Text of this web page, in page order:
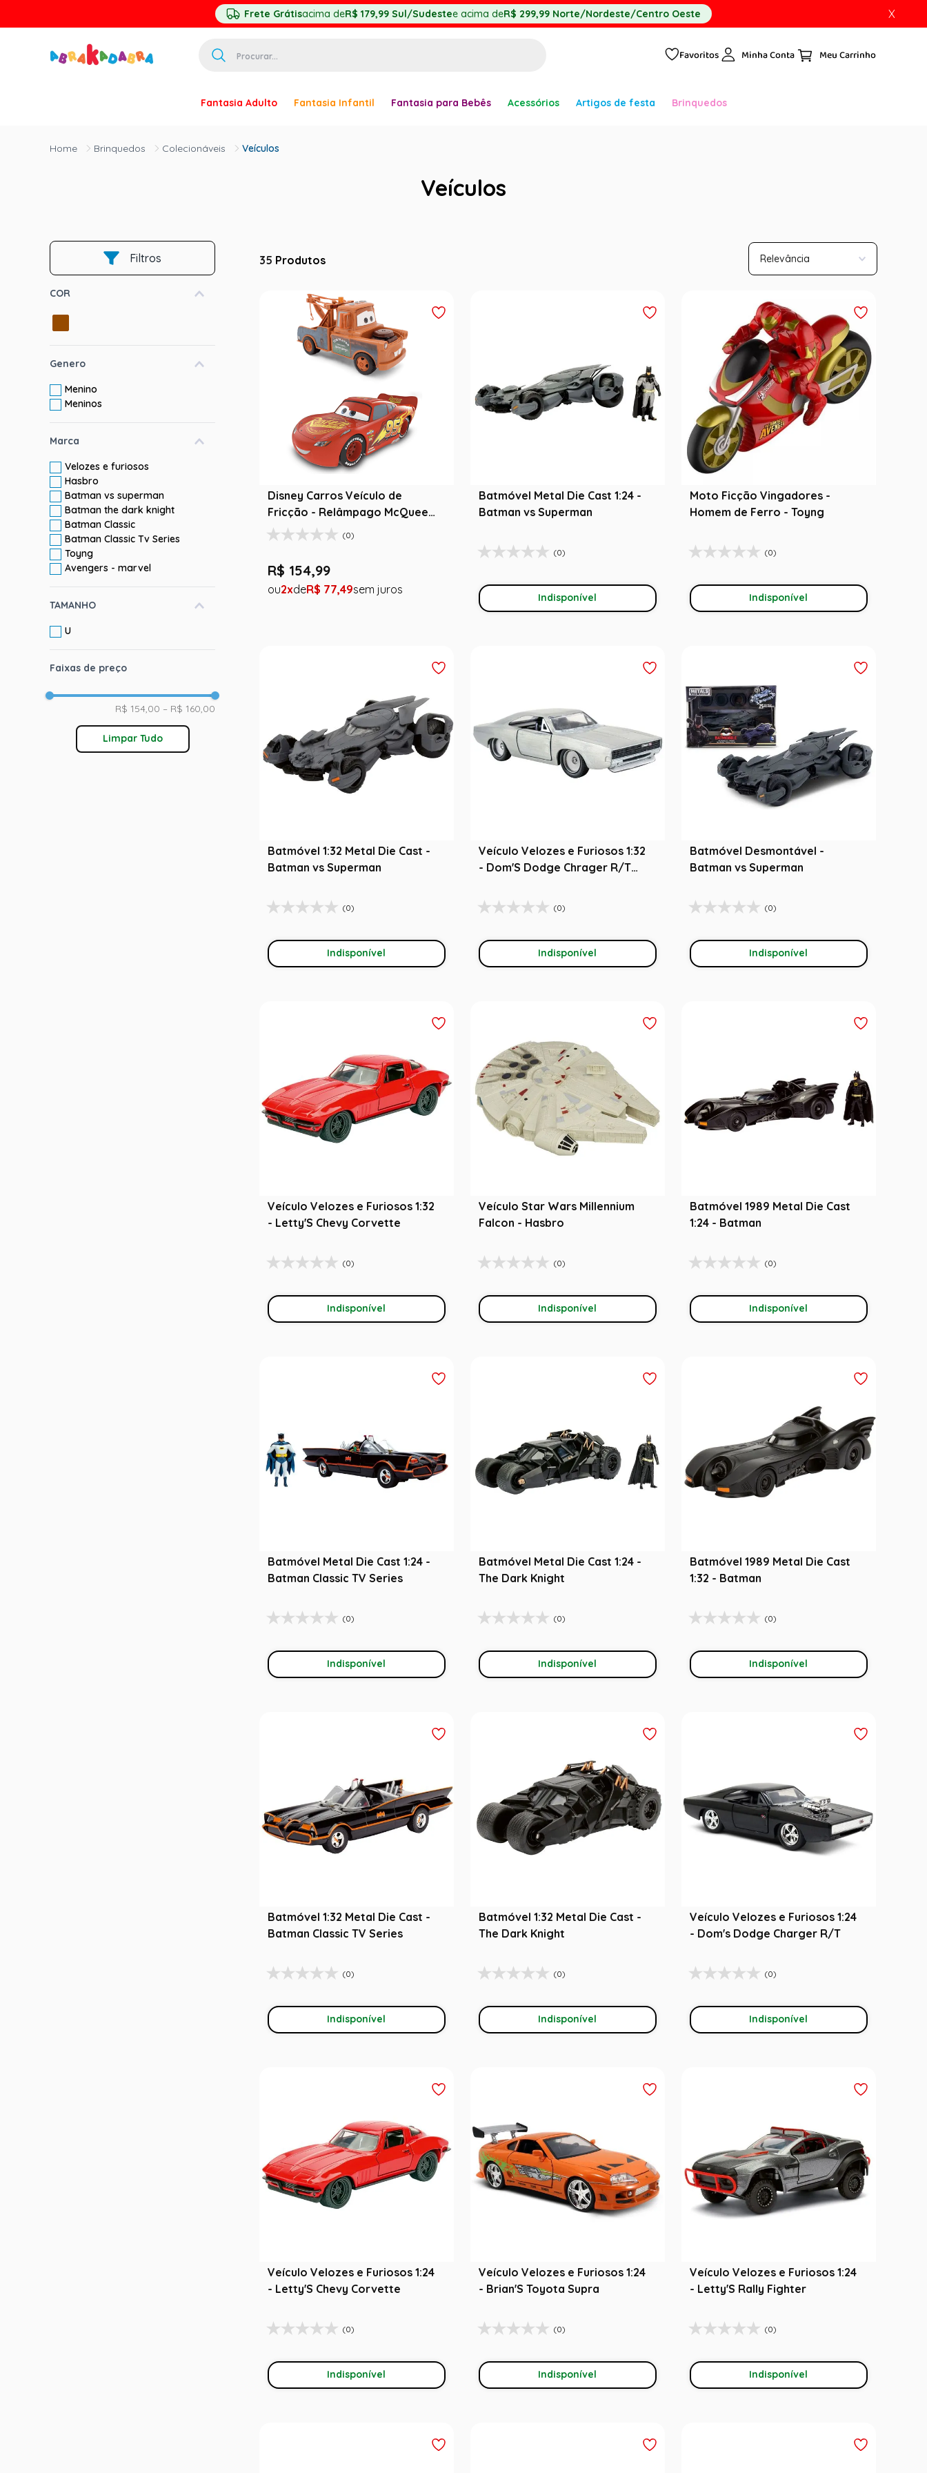
Frete Grátisacima deR$ 179,99 Sul/Sudestee acima deR$ 299,99 Norte/Nordeste/Centro Oeste X
Favoritos Minha Conta
Fantasia Adulto Fantasia Infantil Fantasia para Bebês Acessórios Artigos de festa Brinquedos
Brinquedos Colecionáveis Veículos
Veículos
Filtros
COR
Genero
Menino
Meninos
Marca
Velozes e furiosos
Hasbro
Batman vs superman
Batman the dark knight
Batman Classic
Batman Classic Tv Series
Toyng
Avengers - marvel
TAMANHO
U
Faixas de preço
R$ 154,00 – R$ 160,00
Limpar Tudo
35 Produtos Relevância
Disney Carros Veículo de
Fricção - Relâmpago McQueen
e Mater 22 cm (0)
R$ 154,99
2 R$ 77,49
Batmóvel Metal Die Cast 1:24 -
Batman vs Superman
(0)
Indisponível
Moto Ficção Vingadores -
Homem de Ferro - Toyng
(0)
Indisponível
Batmóvel 1:32 Metal Die Cast -
Batman vs Superman
(0)
Indisponível
Veículo Velozes e Furiosos 1:32
- Dom'S Dodge Chrager R/T
(0)
Indisponível
Batmóvel Desmontável -
Batman vs Superman
(0)
Indisponível
Veículo Velozes e Furiosos 1:32
- Letty'S Chevy Corvette
(0)
Indisponível
Veículo Star Wars Millennium
Falcon - Hasbro
(0)
Indisponível
Batmóvel 1989 Metal Die Cast
1:24 - Batman
(0)
Indisponível
Batmóvel Metal Die Cast 1:24 -
Batman Classic TV Series
(0)
Indisponível
Batmóvel Metal Die Cast 1:24 -
The Dark Knight
(0)
Indisponível
Batmóvel 1989 Metal Die Cast
1:32 - Batman
(0)
Indisponível
Batmóvel 1:32 Metal Die Cast -
Batman Classic TV Series
(0)
Indisponível
Batmóvel 1:32 Metal Die Cast -
The Dark Knight
(0)
Indisponível
Veículo Velozes e Furiosos 1:24
- Dom's Dodge Charger R/T
(0)
Indisponível
Veículo Velozes e Furiosos 1:24
- Letty'S Chevy Corvette
(0)
Indisponível
Veículo Velozes e Furiosos 1:24
- Brian'S Toyota Supra
(0)
Indisponível
Veículo Velozes e Furiosos 1:24
- Letty'S Rally Fighter
(0)
Indisponível
palhaço
branca neve